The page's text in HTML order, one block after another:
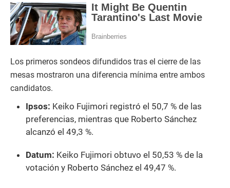
Los primeros sondeos difundidos tras el cierre de las
mesas mostraron una diferencia mínima entre ambos
candidatos.
Ipsos: Keiko Fujimori registró el 50,7 % de las
preferencias, mientras que Roberto Sánchez
alcanzó el 49,3 %.
Datum: Keiko Fujimori obtuvo el 50,53 % de la
votación y Roberto Sánchez el 49,47 %.